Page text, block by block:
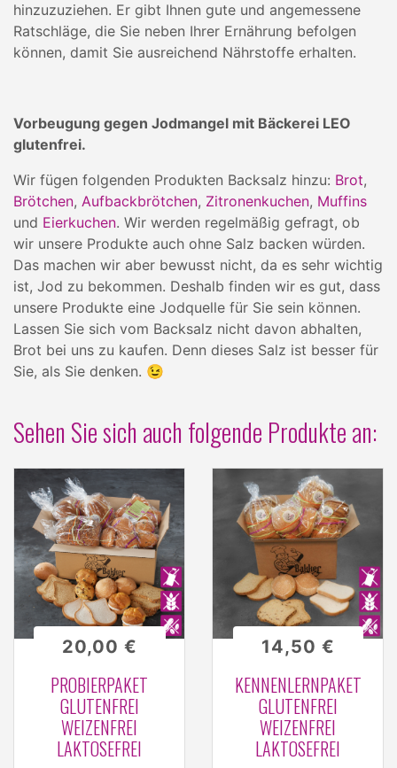
hinzuzuziehen. Er gibt Ihnen gute und angemessene
Ratschläge, die Sie neben Ihrer Ernährung befolgen
können, damit Sie ausreichend Nährstoffe erhalten.
Vorbeugung gegen Jodmangel mit Bäckerei LEO
glutenfrei.
Wir fügen folgenden Produkten Backsalz hinzu: Brot,
Brötchen, Aufbackbrötchen, Zitronenkuchen, Muffins
und Eierkuchen. Wir werden regelmäßig gefragt, ob
wir unsere Produkte auch ohne Salz backen würden.
Das machen wir aber bewusst nicht, da es sehr wichtig
ist, Jod zu bekommen. Deshalb finden wir es gut, dass
unsere Produkte eine Jodquelle für Sie sein können.
Lassen Sie sich vom Backsalz nicht davon abhalten,
Brot bei uns zu kaufen. Denn dieses Salz ist besser für
Sie, als Sie denken. 😉
Sehen Sie sich auch folgende Produkte an:
PROBIERPAKET
GLUTENFREI
WEIZENFREI
LAKTOSEFREI
20,00 €
KENNENLERNPAKET
GLUTENFREI
WEIZENFREI
LAKTOSEFREI
14,50 €